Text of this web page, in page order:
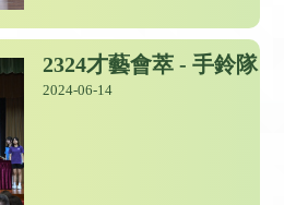
2324才藝會萃 - 手鈴隊
2024-06-14